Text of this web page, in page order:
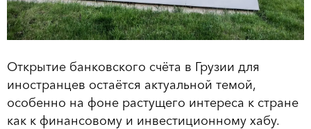
Открытие банковского счёта в Грузии для
иностранцев остаётся актуальной темой,
особенно на фоне растущего интереса к стране
как к финансовому и инвестиционному хабу.